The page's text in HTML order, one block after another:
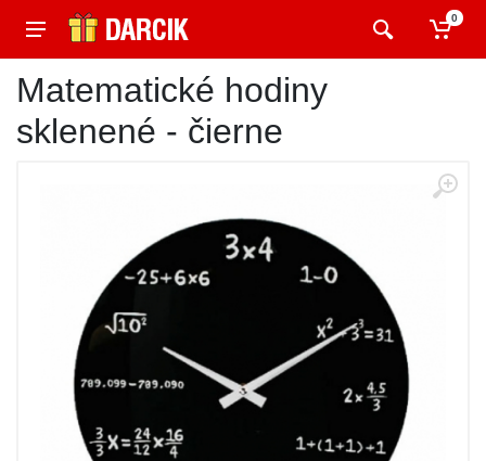
0
Matematické hodiny
sklenené - čierne